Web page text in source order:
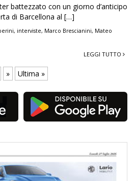
battezzato con un giorno d’anticipo
di Barcellona al […]
, interviste, Marco Brescianini, Mateo
LEGGI TUTTO
» Ultima »